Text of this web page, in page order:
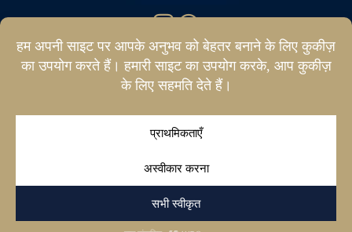
hello@vistasquare.co.uk | 07400 288187
© विस्टा स्क्वायर। सर्वाधिकार सुरक्षित। | गोपनीयता नीति